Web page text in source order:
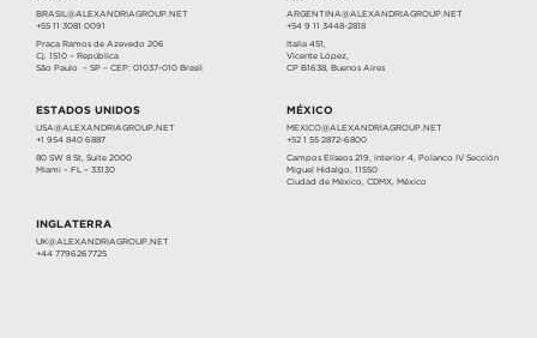
BRASIL@ALEXANDRIAGROUP.NET
+55 11 3081 0091
Praça Ramos de Azevedo 206
Cj. 1510 – República
São Paulo – SP – CEP: 01037-010 Brasil
ARGENTINA@ALEXANDRIAGROUP.NET
+54 9 11 3448-2818
Italia 451,
Vicente López,
CP B1638, Buenos Aires
ESTADOS UNIDOS
USA@ALEXANDRIAGROUP.NET
+1 954 840 6887
80 SW 8 St, Suite 2000
Miami – FL – 33130
MÉXICO
MEXICO@ALEXANDRIAGROUP.NET
+52 1 55 2872-6800
Campos Elíseos 219, interior 4, Polanco IV Sección
Miguel Hidalgo, 11550
Ciudad de México, CDMX, México
INGLATERRA
UK@ALEXANDRIAGROUP.NET
+44 7796267725